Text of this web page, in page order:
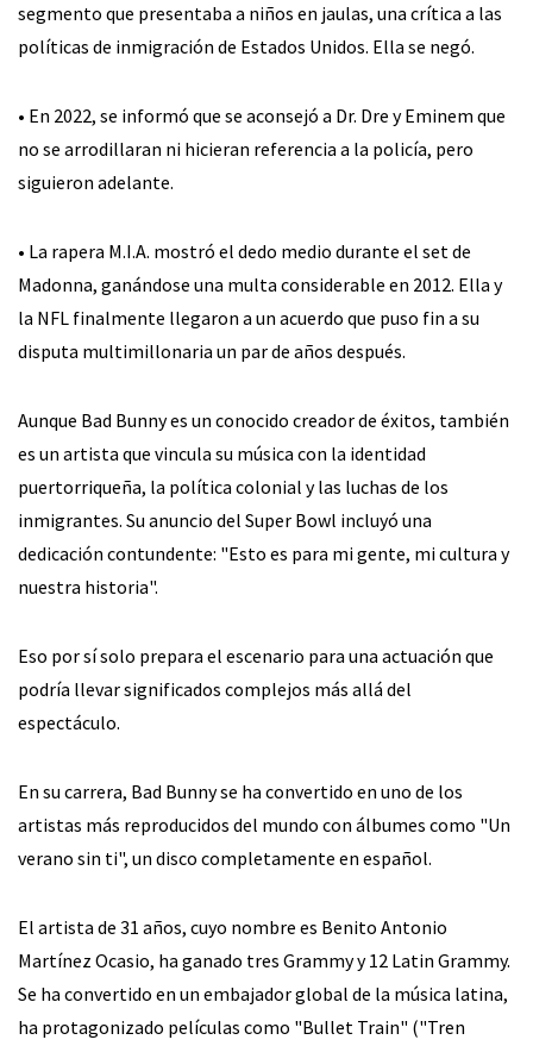
segmento que presentaba a niños en jaulas, una crítica a las
políticas de inmigración de Estados Unidos. Ella se negó.
• En 2022, se informó que se aconsejó a Dr. Dre y Eminem que
no se arrodillaran ni hicieran referencia a la policía, pero
siguieron adelante.
• La rapera M.I.A. mostró el dedo medio durante el set de
Madonna, ganándose una multa considerable en 2012. Ella y
la NFL finalmente llegaron a un acuerdo que puso fin a su
disputa multimillonaria un par de años después.
Aunque Bad Bunny es un conocido creador de éxitos, también
es un artista que vincula su música con la identidad
puertorriqueña, la política colonial y las luchas de los
inmigrantes. Su anuncio del Super Bowl incluyó una
dedicación contundente: "Esto es para mi gente, mi cultura y
nuestra historia".
Eso por sí solo prepara el escenario para una actuación que
podría llevar significados complejos más allá del
espectáculo.
En su carrera, Bad Bunny se ha convertido en uno de los
artistas más reproducidos del mundo con álbumes como "Un
verano sin ti", un disco completamente en español.
El artista de 31 años, cuyo nombre es Benito Antonio
Martínez Ocasio, ha ganado tres Grammy y 12 Latin Grammy.
Se ha convertido en un embajador global de la música latina,
ha protagonizado películas como "Bullet Train" ("Tren